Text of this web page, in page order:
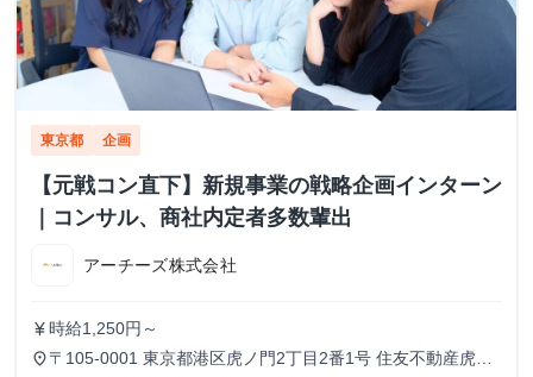
東京都 企画
【元戦コン直下】新規事業の戦略企画インターン
｜コンサル、商社内定者多数輩出
アーチーズ株式会社
currency_yen 時給1,250円～
place 〒105-0001 東京都港区虎ノ門2丁目2番1号 住友不動産虎ノ